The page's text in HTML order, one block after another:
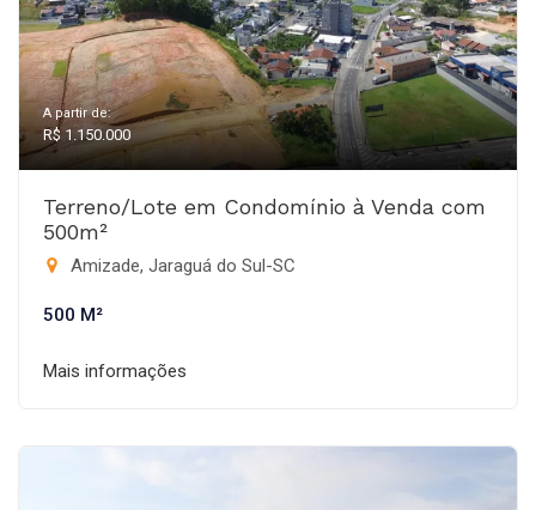
A partir de:
R$ 1.150.000
Terreno/Lote em Condomínio à Venda com
500m²
Amizade, Jaraguá do Sul-SC
500 M²
Mais informações